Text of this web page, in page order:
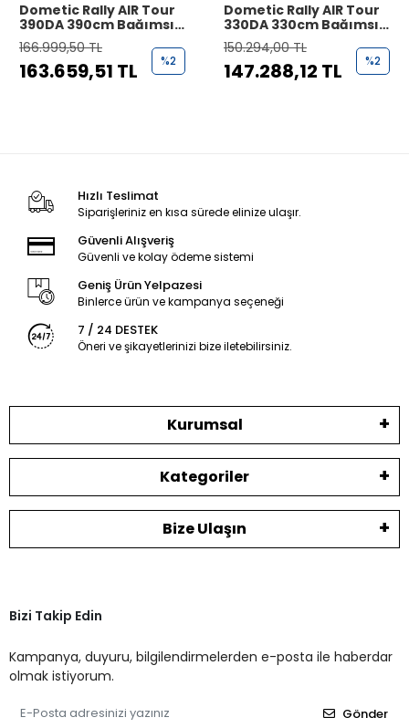
Dometic Rally AIR Tour
390DA 390cm Bağımsız
Şişme Çekme ve
MotoKaravan Çadırı
(Drive Away)
166.999,50 TL
163.659,51 TL %2
Dometic Rally AIR Tour
330DA 330cm Bağımsız
Şişme Çekme ve
MotoKaravan Çadırı
(Drive Away)
150.294,00 TL
147.288,12 TL %2
Hızlı Teslimat
Siparişleriniz en kısa sürede elinize ulaşır.
Güvenli Alışveriş
Güvenli ve kolay ödeme sistemi
Geniş Ürün Yelpazesi
Binlerce ürün ve kampanya seçeneği
7 / 24 DESTEK
Öneri ve şikayetlerinizi bize iletebilirsiniz.
Kurumsal
Kategoriler
Bize Ulaşın
Bizi Takip Edin
Kampanya, duyuru, bilgilendirmelerden e-posta ile haberdar
olmak istiyorum.
Gönder